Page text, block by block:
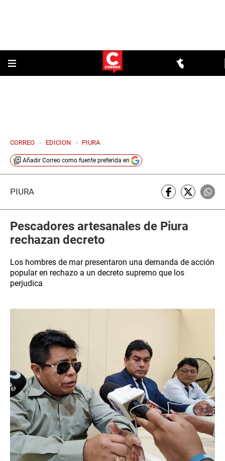
CORREO > EDICION > PIURA
Añadir Correo como fuente preferida en
PIURA
Pescadores artesanales de Piura
rechazan decreto
Los hombres de mar presentaron una demanda de acción
popular en rechazo a un decreto supremo que los
perjudica